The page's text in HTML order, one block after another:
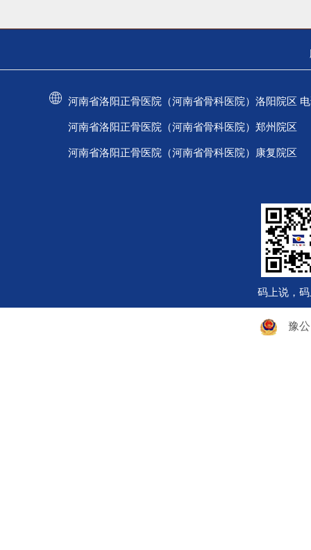
河南省洛阳正骨医院（河南省骨科医院）洛阳院区
河南省洛阳正骨医院（河南省骨科医院）郑州院区
河南省洛阳正骨医院（河南省骨科医院）康复院区
码上说，
豫公